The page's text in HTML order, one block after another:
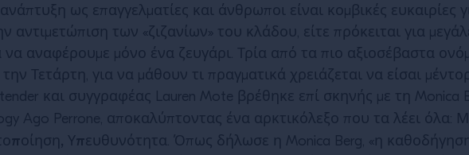
ως επαγγελματίες και άνθρωποι είναι κομβικές ευκαιρίες
αντιμετώπιση των «ζιζανίων» του κλάδου, είτε πρόκειται για
να αναφέρουμε μόνο ένα ζευγάρι. Τρία από τα πιο αξιοσέβαστα
Τετάρτη, για να μάθουν τι πραγματικά χρειάζεται να είσαι
και συγγραφέας Lauren Mote βρέθηκε επί σκηνής με τη Monica
Ago Perrone, αποκαλύπτοντας ένα αρκτικόλεξο που τα λέει όλα:
Υπευθυνότητα. Όπως δήλωσε η Monica Berg, «η